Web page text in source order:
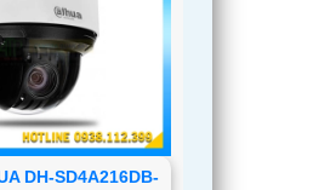
DH-SD4A216DB-